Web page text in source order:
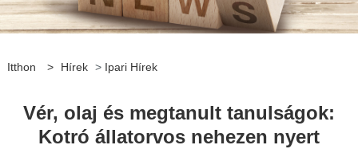
Itthon > Hírek > Ipari Hírek
Vér, olaj és megtanult tanulságok:
Kotró állatorvos nehezen nyert